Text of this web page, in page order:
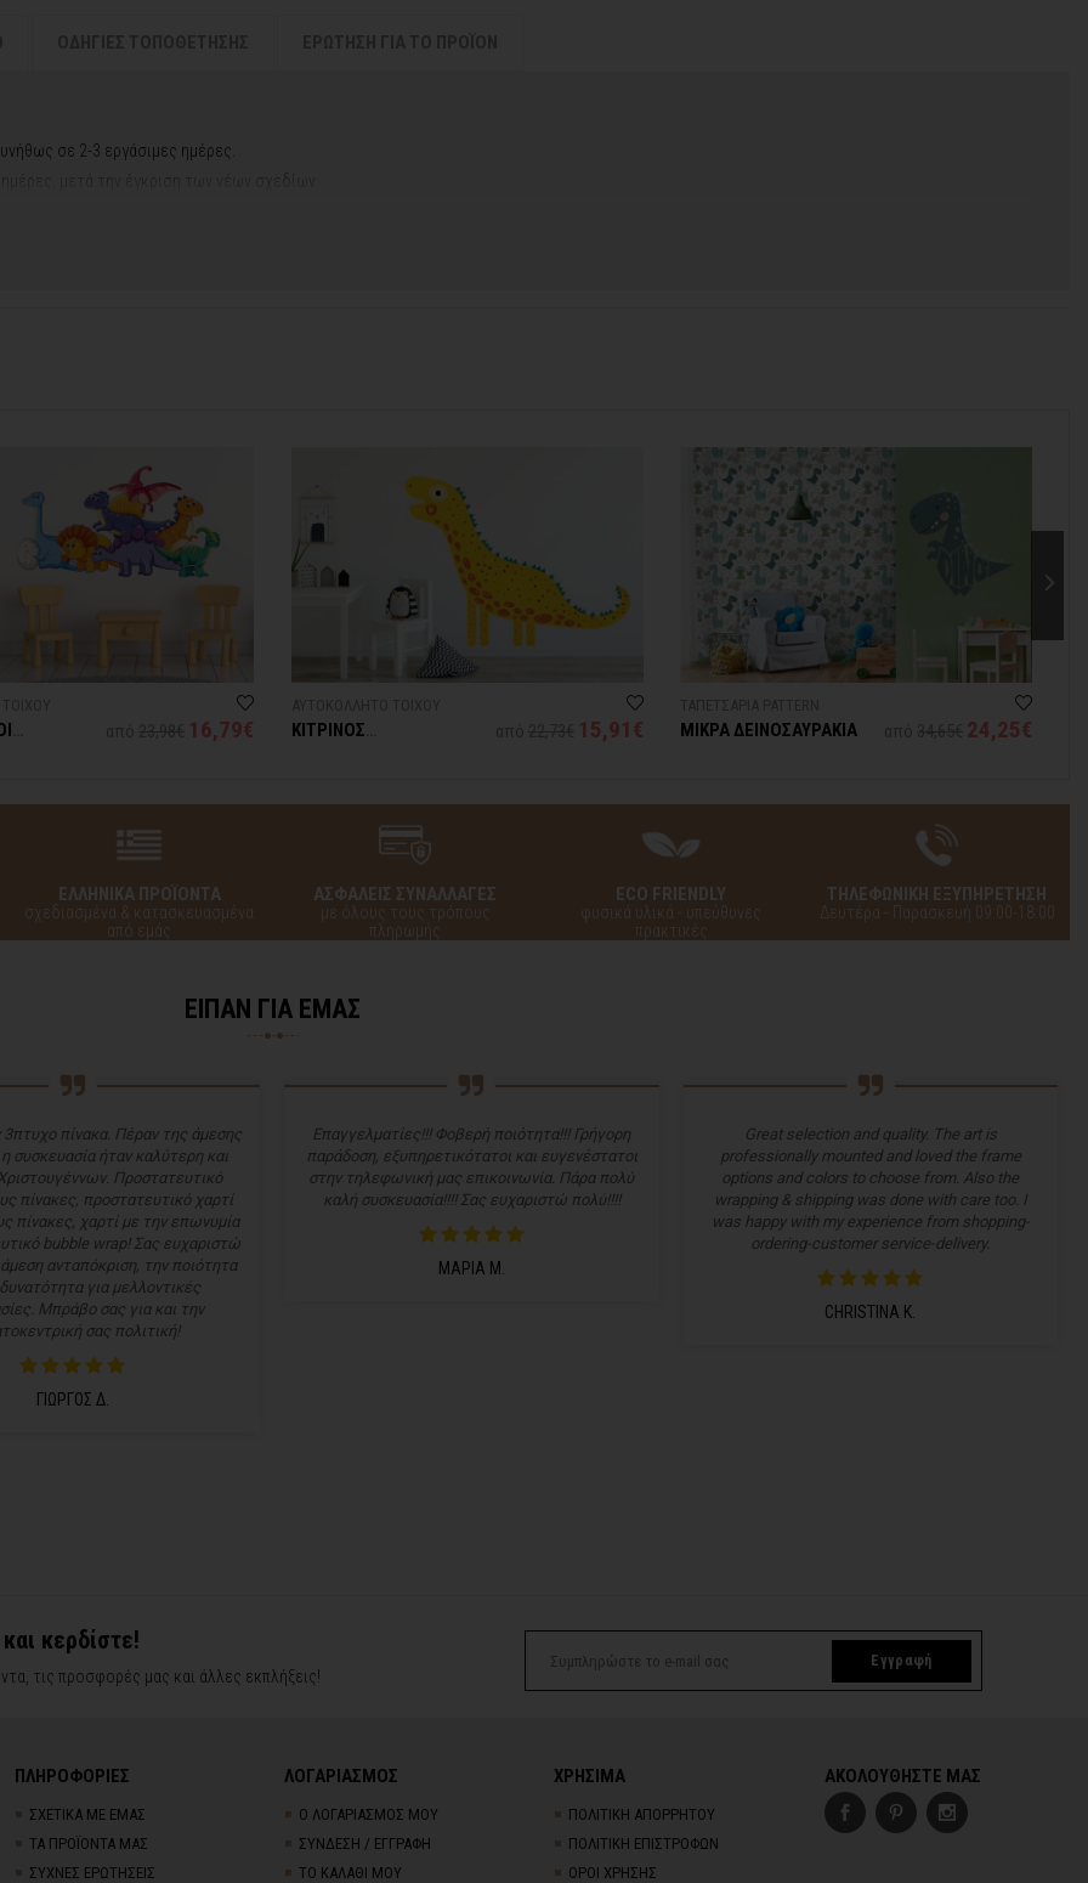
σε 2-3 εργάσιμες ημέρες.
μετά την έγκριση των νέων σχεδίων.
16,79€
ΚΙΤΡΙΝΟΣ
15,91€ ΜΙΚΡΑ ΔΕΙΝΟΣΑΥΡΑΚΙΑ 24,25€
ΕΛΛΗΝΙΚΑ ΠΡΟΪΟΝΤΑ
σχεδιασμένα & κατασκευασμένα
από εμάς
ΑΣΦΑΛΕΙΣ ΣΥΝΑΛΛΑΓΕΣ
με όλους τους τρόπους
πληρωμής
ECO FRIENDLY
φυσικά υλικά - υπεύθυνες
πρακτικές
ΤΗΛΕΦΩΝΙΚΗ ΕΞΥΠΗΡΕΤΗΣΗ
Δευτέρα - Παρασκευή 09:00-18:00
ΕΙΠΑΝ ΓΙΑ ΕΜΑΣ
πίνακα. Πέραν της άμεσης
συσκευασία ήταν καλύτερη και
Προστατευτικό
πίνακες, προστατευτικό χαρτί
πίνακες, χαρτί με την επωνυμία
bubble wrap! Σας ευχαριστώ
ανταπόκριση, την ποιότητα
για μελλοντικές
Μπράβο σας για και την
σας πολιτική!
ΓΙΩΡΓΟΣ Δ.
Επαγγελματίες!!! Φοβερή ποιότητα!!! Γρήγορη
παράδοση, εξυπηρετικότατοι και ευγενέστατοι
στην τηλεφωνική μας επικοινωνία. Πάρα πολύ
καλή συσκευασία!!!! Σας ευχαριστώ πολύ!!!!
ΜΑΡΙΑ Μ.
Great selection and quality. The art is
professionally mounted and loved the frame
options and colors to choose from. Also the
wrapping & shipping was done with care too. I
was happy with my experience from shopping-
ordering-customer service-delivery.
CHRISTINA K.
κερδίστε!
τις προσφορές μας και άλλες εκπλήξεις!
Εγγραφή
ΠΛΗΡΟΦΟΡΙΕΣ
ΣΧΕΤΙΚΑ ΜΕ ΕΜΑΣ
ΤΑ ΠΡΟΪΟΝΤΑ ΜΑΣ
ΣΥΧΝΕΣ ΕΡΩΤΗΣΕΙΣ
ΛΟΓΑΡΙΑΣΜΟΣ
Ο ΛΟΓΑΡΙΑΣΜΟΣ ΜΟΥ
ΣΥΝΔΕΣΗ / ΕΓΓΡΑΦΗ
ΤΟ ΚΑΛΑΘΙ ΜΟΥ
ΧΡΗΣΙΜΑ
ΠΟΛΙΤΙΚΗ ΑΠΟΡΡΗΤΟΥ
ΠΟΛΙΤΙΚΗ ΕΠΙΣΤΡΟΦΩΝ
ΟΡΟΙ ΧΡΗΣΗΣ
ΑΚΟΛΟΥΘΗΣΤΕ ΜΑΣ